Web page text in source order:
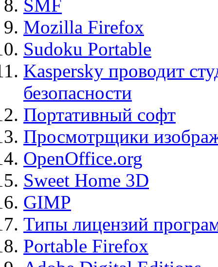
SMF
Mozilla Firefox
Sudoku Portable
Kaspersky проводит
безопасности
Портативный софт
Просмотрщики
OpenOffice.org
Sweet Home 3D
GIMP
Типы лицензий
Portable Firefox